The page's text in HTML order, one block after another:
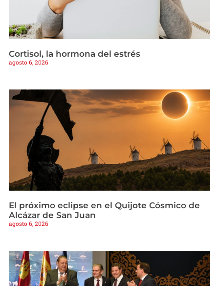
Cortisol, la hormona del estrés
agosto 6, 2026
El próximo eclipse en el Quijote Cósmico de
Alcázar de San Juan
agosto 6, 2026